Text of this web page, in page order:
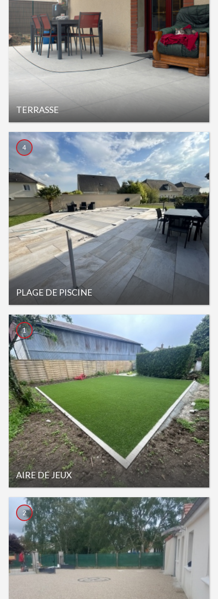
TERRASSE
PLAGE DE PISCINE
4
AIRE DE JEUX
1
2